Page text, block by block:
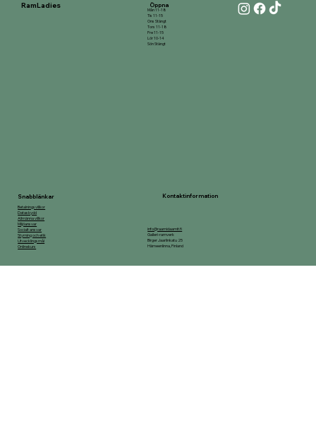
RamLadies
Betalningsvillkor
Dataskydd
Allmänna villkor
Miljöansvar
Socialt ansvar
Styrning och etik
Utvecklingsmål
Onlinekurs
Snabblänkar Kontaktinformation
info@raamidaamit.fi
Galleri-ramverk
Birger Jaarlinkatu 25
Hämeenlinna, Finland
Mån 11-18
Tis 11-15
Ons Stängt
Tors 11-18
Fre 11-15
Lör 10-14
Sön Stängt
Öppna